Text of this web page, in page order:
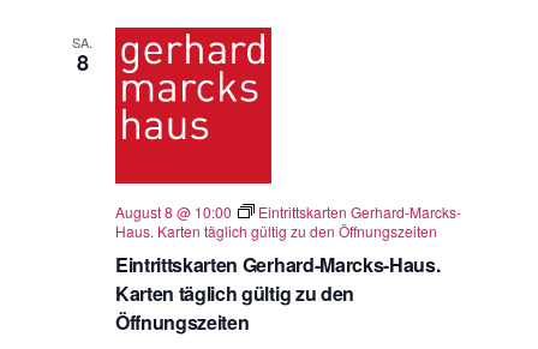
SA.
8
Eintrittskarten Gerhard-Marcks-Haus.
Karten täglich gültig zu den
Öffnungszeiten
August 8 @ 10:00
Eintrittskarten Gerhard-Marcks-
Haus. Karten täglich gültig zu den Öffnungszeiten